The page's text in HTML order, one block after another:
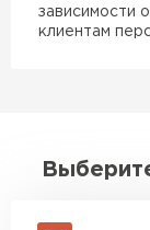
зависимости
клиентам